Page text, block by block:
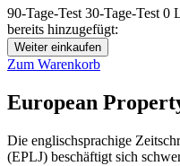
90-Tage-Test 30-Tage-Test 0
bereits hinzugefügt:
Weiter einkaufen
Zum Warenkorb
European
Die englischsprachige
(EPLJ) beschäftigt sich